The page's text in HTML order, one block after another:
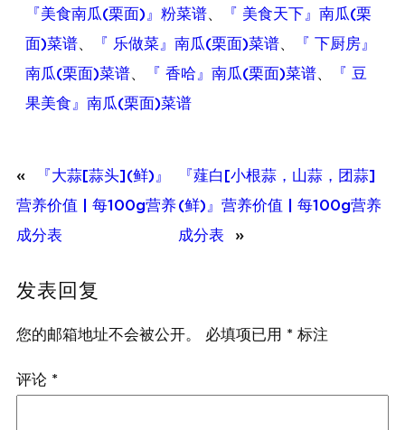
『美食南瓜(栗面)』粉菜谱、
『 美食天下』南瓜(栗
面)菜谱、 『 乐做菜』南瓜(栗面)菜谱、
『 下厨房』
南瓜(栗面)菜谱、 『 香哈』南瓜(栗面)菜谱、
『 豆
果美食』南瓜(栗面)菜谱
«
『大蒜[蒜头](鲜)』
营养价值 | 每100g营养
成分表
『薤白[小根蒜，山蒜，团蒜]
(鲜)』营养价值 | 每100g营养
成分表
»
发表回复
您的邮箱地址不会被公开。 必填项已用 * 标注
评论 *